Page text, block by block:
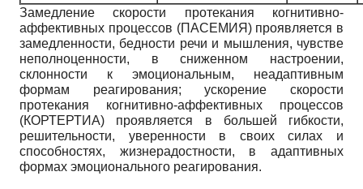
Замедление скорости протекания когнитивно-
аффективных процессов (ПАСЕМИЯ) проявляется в
замедленности, бедности речи и мышления, чувстве
неполноценности, в сниженном настроении,
склонности к эмоциональным, неадаптивным
формам реагирования; ускорение скорости
протекания когнитивно-аффективных процессов
(КОРТЕРТИА) проявляется в большей гибкости,
решительности, уверенности в своих силах и
способностях, жизнерадостности, в адаптивных
формах эмоционального реагирования.